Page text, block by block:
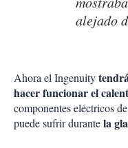
alejado
Ahora el Ingenuity
hacer funcionar el
componentes eléctricos
puede sufrir durantela